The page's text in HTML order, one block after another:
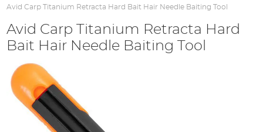
Avid Carp Titanium Retracta Hard Bait Hair Needle Baiting Tool
Avid Carp Titanium Retracta Hard
Bait Hair Needle Baiting Tool
Zum
Ende
der
Bildgalerie
springen